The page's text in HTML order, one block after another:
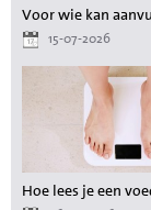
Voor wie kan
15-07-2026
Hoe lees je een